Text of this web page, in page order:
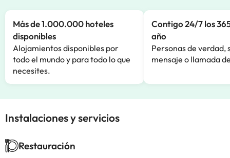
Más de 1.000.000 hoteles
disponibles
Alojamientos disponibles por
todo el mundo y para todo lo que
necesites.
Contigo 24/7 los
año
Personas de verdad,
mensaje o llamada
Instalaciones y servicios
Restauración